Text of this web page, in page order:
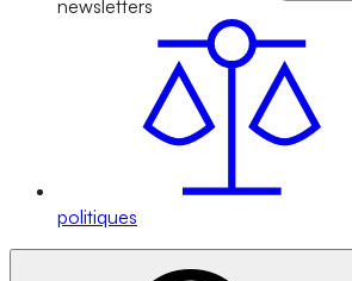
newsletters
politiques